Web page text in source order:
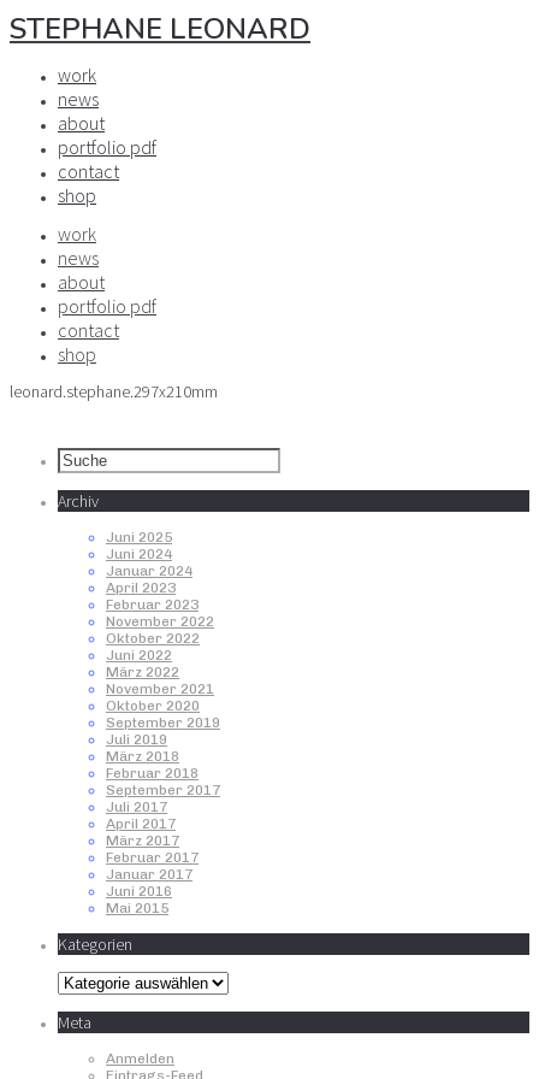
STEPHANE LEONARD
work
news
about
portfolio pdf
contact
shop
work
news
about
portfolio pdf
contact
shop
leonard.stephane.297x210mm
Archiv
Juni 2025
Juni 2024
Januar 2024
April 2023
Februar 2023
November 2022
Oktober 2022
Juni 2022
März 2022
November 2021
Oktober 2020
September 2019
Juli 2019
März 2018
Februar 2018
September 2017
Juli 2017
April 2017
März 2017
Februar 2017
Januar 2017
Juni 2016
Mai 2015
Kategorien
Kategorien
Meta
Anmelden
Eintrags-Feed